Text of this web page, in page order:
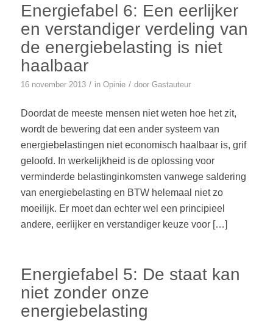
Energiefabel 6: Een eerlijker
en verstandiger verdeling van
de energiebelasting is niet
haalbaar
16 november 2013 / in Opinie / door Gastauteur
Doordat de meeste mensen niet weten hoe het zit,
wordt de bewering dat een ander systeem van
energiebelastingen niet economisch haalbaar is, grif
geloofd. In werkelijkheid is de oplossing voor
verminderde belastinginkomsten vanwege saldering
van energiebelasting en BTW helemaal niet zo
moeilijk. Er moet dan echter wel een principieel
andere, eerlijker en verstandiger keuze voor […]
Energiefabel 5: De staat kan
niet zonder onze
energiebelasting